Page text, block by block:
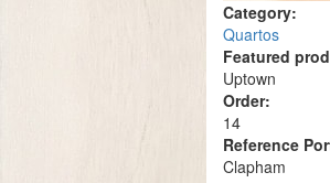
Category:
Quartos
Featured
Uptown
Order:
14
Reference
Clapham